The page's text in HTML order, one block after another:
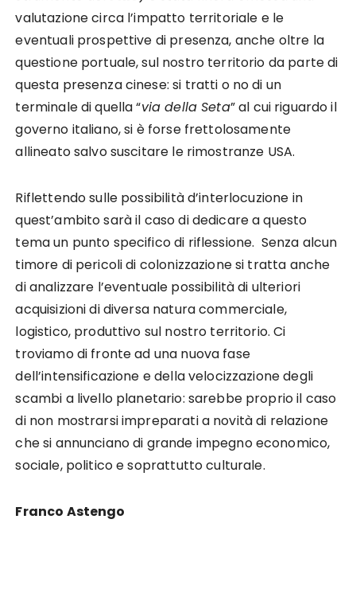
valutazione circa l’impatto territoriale e le
eventuali prospettive di presenza, anche oltre la
questione portuale, sul nostro territorio da parte di
questa presenza cinese: si tratti o no di un
terminale di quella “via della Seta” al cui riguardo il
governo italiano, si è forse frettolosamente
allineato salvo suscitare le rimostranze USA.
Riflettendo sulle possibilità d’interlocuzione in
quest’ambito sarà il caso di dedicare a questo
tema un punto specifico di riflessione. Senza alcun
timore di pericoli di colonizzazione si tratta anche
di analizzare l’eventuale possibilità di ulteriori
acquisizioni di diversa natura commerciale,
logistico, produttivo sul nostro territorio. Ci
troviamo di fronte ad una nuova fase
dell’intensificazione e della velocizzazione degli
scambi a livello planetario: sarebbe proprio il caso
di non mostrarsi impreparati a novità di relazione
che si annunciano di grande impegno economico,
sociale, politico e soprattutto culturale.
Franco Astengo